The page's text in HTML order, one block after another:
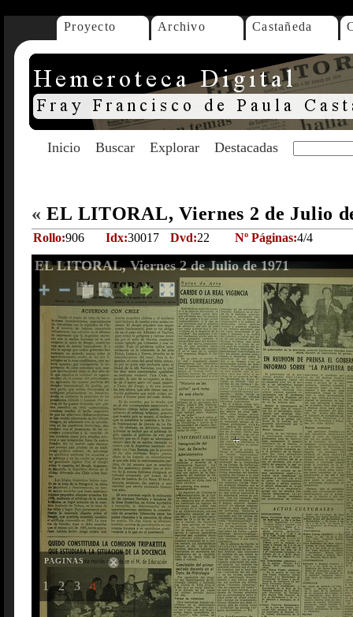
Proyecto Archivo Castañeda
Inicio Buscar Explorar Destacadas
« EL LITORAL, Viernes 2 de Julio
Rollo:906 Idx:30017 Dvd:22 Nº Páginas:4/4
EL LITORAL, Viernes 2 de Julio de 1971
PAGINAS
1 2 3 4